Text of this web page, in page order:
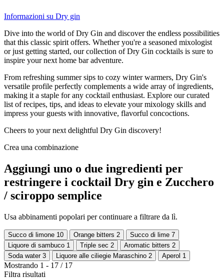
Informazioni su Dry gin
Dive into the world of Dry Gin and discover the endless possibilities
that this classic spirit offers. Whether you're a seasoned mixologist
or just getting started, our collection of Dry Gin cocktails is sure to
inspire your next home bar adventure.
From refreshing summer sips to cozy winter warmers, Dry Gin's
versatile profile perfectly complements a wide array of ingredients,
making it a staple for any cocktail enthusiast. Explore our curated
list of recipes, tips, and ideas to elevate your mixology skills and
impress your guests with innovative, flavorful concoctions.
Cheers to your next delightful Dry Gin discovery!
Crea una combinazione
Aggiungi uno o due ingredienti per
restringere i cocktail Dry gin e Zucchero
/ sciroppo semplice
Usa abbinamenti popolari per continuare a filtrare da lì.
Succo di limone 10 Orange bitters 2 Succo di lime 7
Liquore di sambuco 1 Triple sec 2 Aromatic bitters 2
Soda water 3 Liquore alle ciliegie Maraschino 2 Aperol 1
Mostrando 1 - 17 / 17
Filtra risultati